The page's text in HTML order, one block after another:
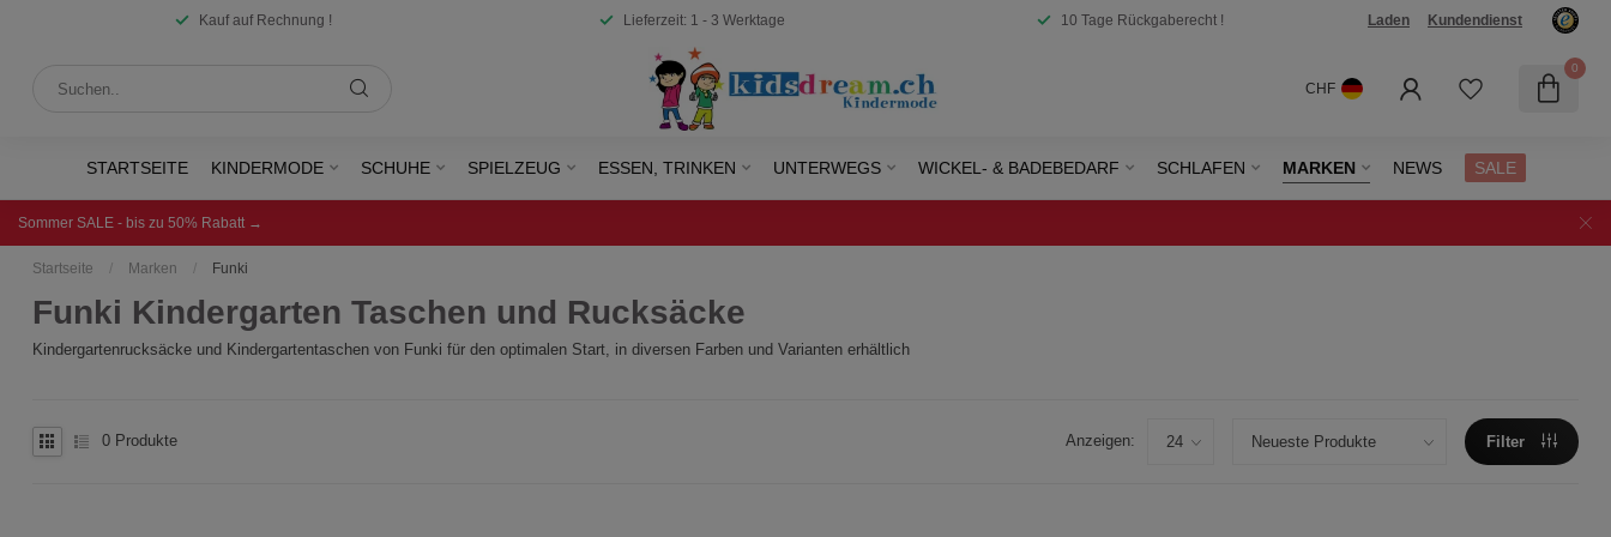
Kauf auf Rechnung ! Lieferzeit: 1 - 3 Werktage 10 Tage Rückgaberecht ! Laden Kundendienst
CHF
0
STARTSEITE KINDERMODE SCHUHE SPIELZEUG ESSEN, TRINKEN UNTERWEGS WICKEL- & BADEBEDARF SCHLAFEN MARKEN NEWS SALE
Sommer SALE - bis zu 50% Rabatt →
Startseite / Marken / Funki
Funki Kindergarten Taschen und Rucksäcke
Kindergartenrucksäcke und Kindergartentaschen von Funki für den optimalen Start, in diversen Farben und Varianten erhältlich
0 Produkte Anzeigen: Filter